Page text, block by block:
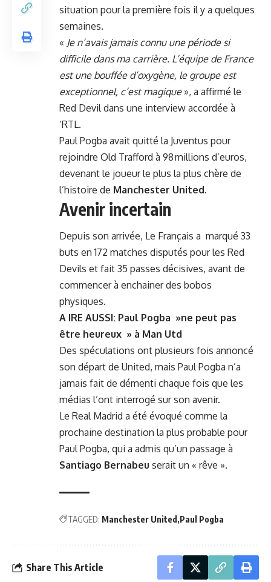
situation pour la première fois il y a quelques
semaines.
« Je n’avais jamais connu une période si
difficile dans ma carrière. L’équipe de France
est une bouffée d’oxygène, le groupe est
exceptionnel, c’est magique», a affirmé le
Red Devil dans une interview accordée à
‘RTL.
Paul Pogba avait quitté la Juventus pour
rejoindre Old Trafford à 98 millions d’euros,
devenant le joueur le plus la plus chère de
l’histoire de Manchester United.
Avenir incertain
Depuis son arrivée, Le Français a marqué 33
buts en 172 matches disputés pour les Red
Devils et fait 35 passes décisives, avant de
commencer à enchainer des bobos
physiques.
A IRE AUSSI: Paul Pogba »ne peut pas
être heureux » à Man Utd
Des spéculations ont plusieurs fois annoncé
son départ de United, mais Paul Pogba n’a
jamais fait de démenti chaque fois que les
médias l’ont interrogé sur son avenir.
Le Real Madrid a été évoqué comme la
prochaine destination la plus probable pour
Paul Pogba, qui a admis qu’un passage à
Santiago Bernabeu serait un « rêve ».
TAGGED: Manchester United Paul Pogba
Share This Article